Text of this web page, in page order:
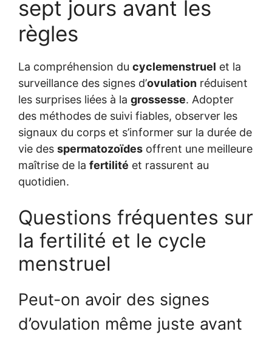
sept jours avant les
règles
La compréhension du cyclemenstruel et la
surveillance des signes d’ovulation réduisent
les surprises liées à la grossesse. Adopter
des méthodes de suivi fiables, observer les
signaux du corps et s’informer sur la durée de
vie des spermatozoïdes offrent une meilleure
maîtrise de la fertilité et rassurent au
quotidien.
Questions fréquentes sur
la fertilité et le cycle
menstruel
Peut-on avoir des signes
d’ovulation même juste avant